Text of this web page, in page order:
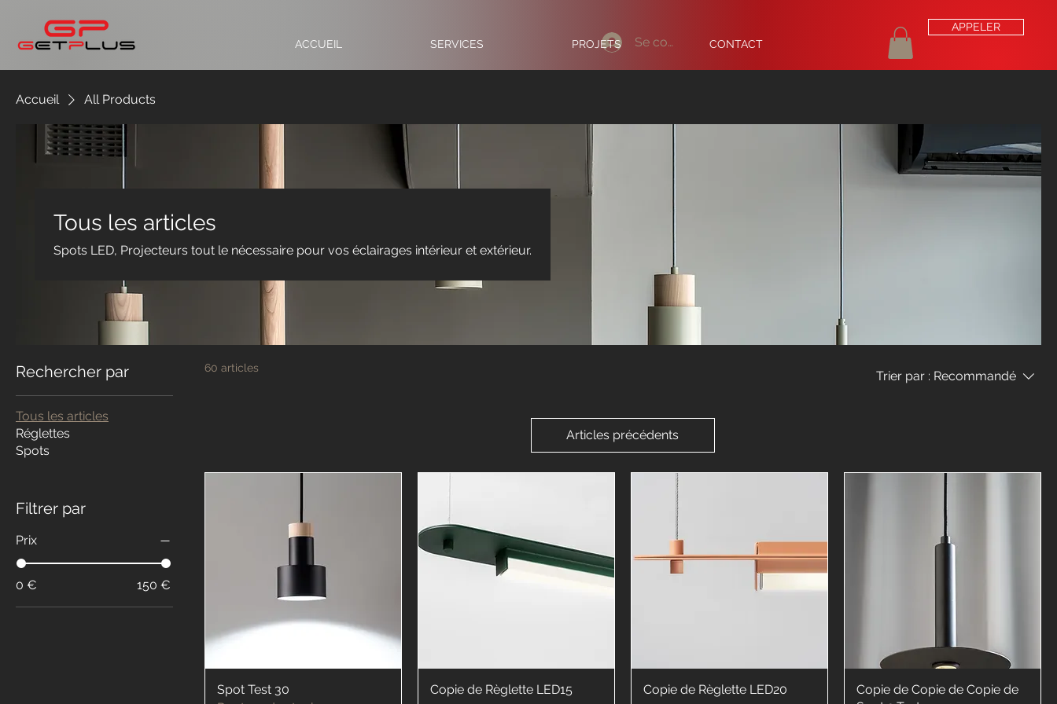
Se connecter
APPELER
ACCUEIL
SERVICES PROJETS CONTACT
Accueil All Products
Tous les articles
Spots LED, Projecteurs tout le nécessaire pour vos éclairages intérieur et extérieur.
Rechercher par
Tous les articles
Réglettes
Spots
Filtrer par
Prix
0 € 150 €
60 articles
Trier par : Recommandé
Articles précédents
Spot Test 30
Copie de Règlette LED15
Copie de Règlette LED20
Copie de Copie de Copie de